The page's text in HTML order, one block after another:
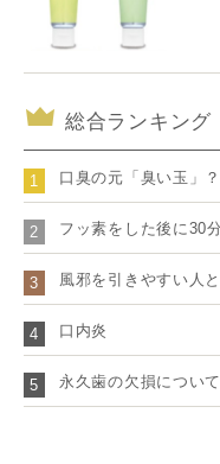
総合ランキング
1 口臭の元「臭い玉」
2 フッ素をした後に30
3 風邪を引きやすい人
4 口内炎
5 永久歯の欠損につい